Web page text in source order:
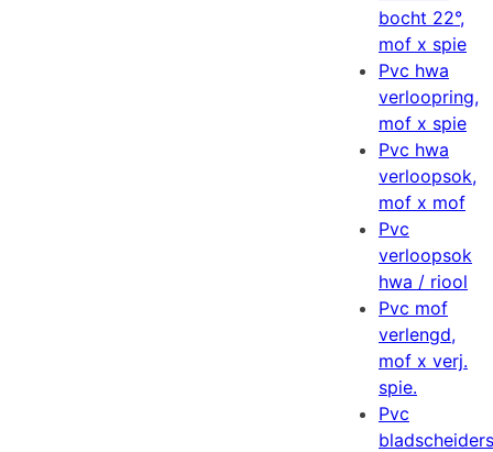
bocht 22°,
mof x spie
Pvc hwa
verloopring,
mof x spie
Pvc hwa
verloopsok,
mof x mof
Pvc
verloopsok
hwa / riool
Pvc mof
verlengd,
mof x verj.
spie.
Pvc
bladscheiders